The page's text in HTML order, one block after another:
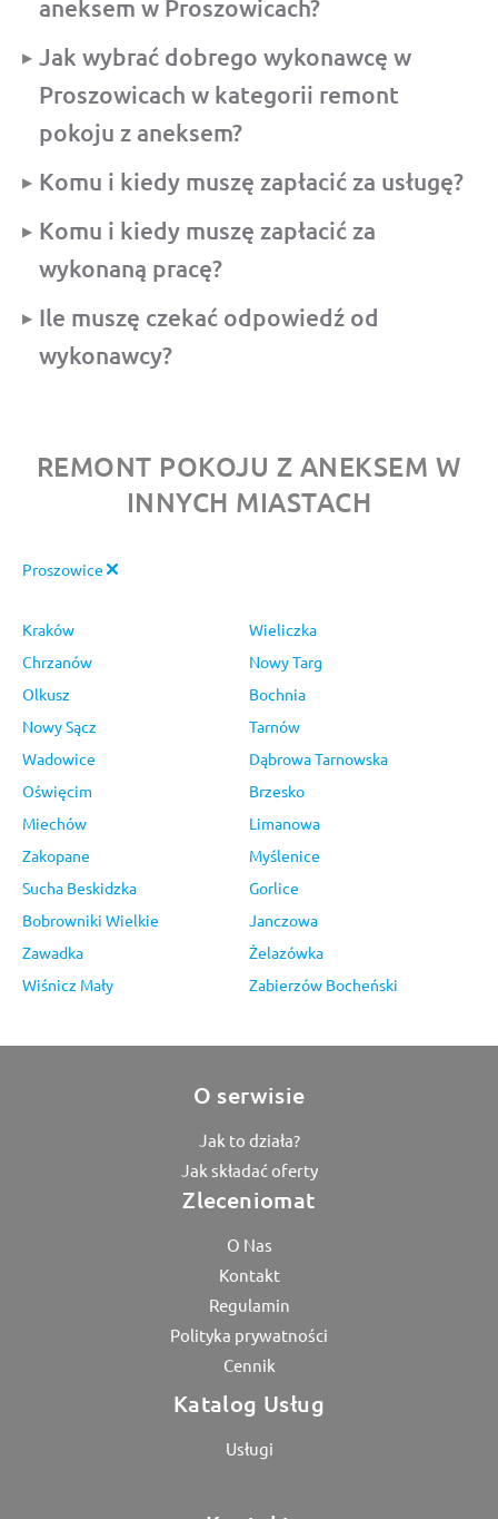
aneksem w Proszowicach?
Jak wybrać dobrego wykonawcę w
Proszowicach w kategorii remont
pokoju z aneksem?
Komu i kiedy muszę zapłacić za usługę?
Komu i kiedy muszę zapłacić za
wykonaną pracę?
Ile muszę czekać odpowiedź od
wykonawcy?
REMONT POKOJU Z ANEKSEM W
INNYCH MIASTACH
Proszowice
Kraków
Wieliczka
Chrzanów
Nowy Targ
Olkusz
Bochnia
Nowy Sącz
Tarnów
Wadowice
Dąbrowa Tarnowska
Oświęcim
Brzesko
Miechów
Limanowa
Zakopane
Myślenice
Sucha Beskidzka
Gorlice
Bobrowniki Wielkie
Janczowa
Zawadka
Żelazówka
Wiśnicz Mały
Zabierzów Bocheński
O serwisie
Jak to działa?
Jak składać oferty
Zleceniomat
O Nas
Kontakt
Regulamin
Polityka prywatności
Cennik
Katalog Usług
Usługi